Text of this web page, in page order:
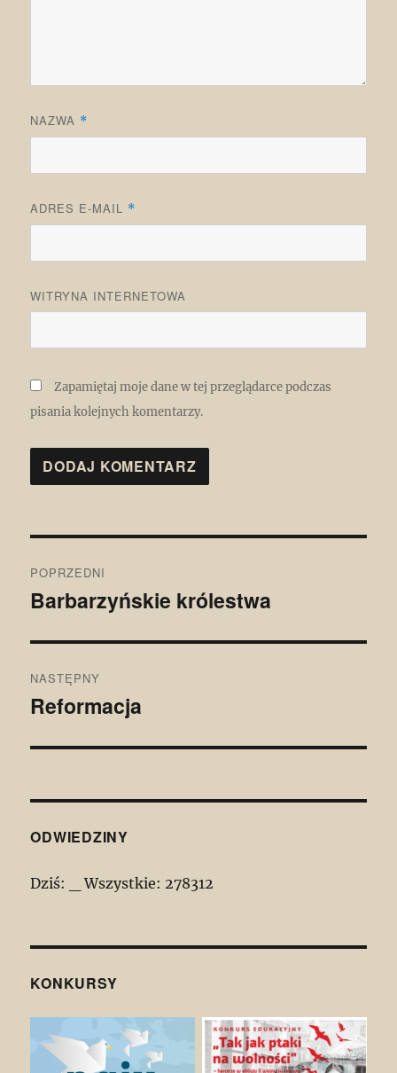
NAZWA *
ADRES E-MAIL *
WITRYNA INTERNETOWA
Zapamiętaj moje dane w tej przeglądarce podczas
pisania kolejnych komentarzy.
wpisu
POPRZEDNI
Poprzedni
Barbarzyńskie królestwa
NASTĘPNY
Następny
Reformacja
ODWIEDZINY
Dziś: Wszystkie: 278312
KONKURSY